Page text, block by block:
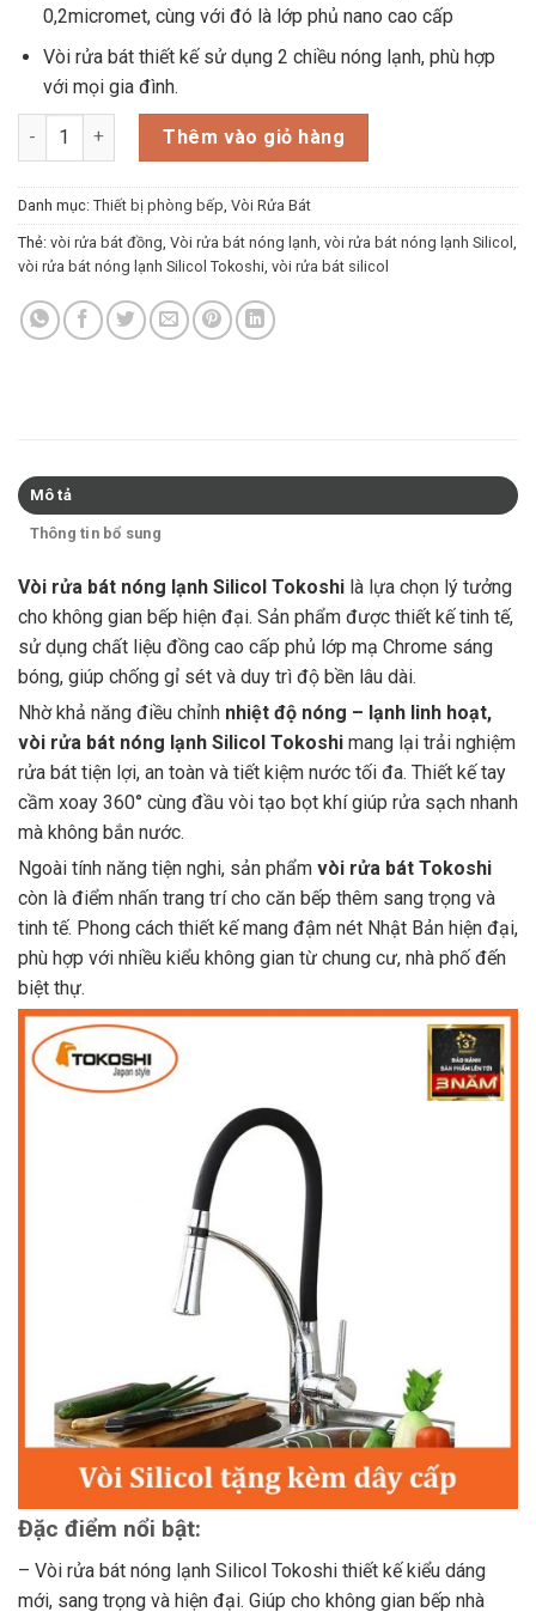
0,2micromet, cùng với đó là lớp phủ nano cao cấp
Vòi rửa bát thiết kế sử dụng 2 chiều nóng lạnh, phù hợp
với mọi gia đình.
Vòi Rửa Bát Nóng Lạnh Silicol Tokoshi số lượng
Thêm vào giỏ hàng
Danh mục: Thiết bị phòng bếp Vòi Rửa Bát
Thẻ: vòi rửa bát đồng Vòi rửa bát nóng lạnh vòi rửa bát nóng lạnh Silicol
vòi rửa bát nóng lạnh Silicol Tokoshi vòi rửa bát silicol
Mô tả
Thông tin bổ sung
Vòi rửa bát nóng lạnh Silicol Tokoshi là lựa chọn lý tưởng
cho không gian bếp hiện đại. Sản phẩm được thiết kế tinh tế,
sử dụng chất liệu đồng cao cấp phủ lớp mạ Chrome sáng
bóng, giúp chống gỉ sét và duy trì độ bền lâu dài.
Nhờ khả năng điều chỉnh nhiệt độ nóng – lạnh linh hoạt,
vòi rửa bát nóng lạnh Silicol Tokoshi mang lại trải nghiệm
rửa bát tiện lợi, an toàn và tiết kiệm nước tối đa. Thiết kế tay
cầm xoay 360° cùng đầu vòi tạo bọt khí giúp rửa sạch nhanh
mà không bắn nước.
Ngoài tính năng tiện nghi, sản phẩm vòi rửa bát Tokoshi
còn là điểm nhấn trang trí cho căn bếp thêm sang trọng và
tinh tế. Phong cách thiết kế mang đậm nét Nhật Bản hiện đại,
phù hợp với nhiều kiểu không gian từ chung cư, nhà phố đến
biệt thự.
Đặc điểm nổi bật:
– Vòi rửa bát nóng lạnh Silicol Tokoshi thiết kế kiểu dáng
mới, sang trọng và hiện đại. Giúp cho không gian bếp nhà